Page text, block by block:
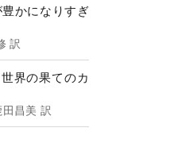
かになりすぎ
訳
界の果てのカ
昌美 訳